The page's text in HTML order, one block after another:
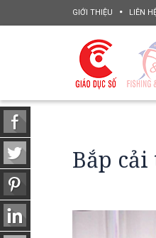
GIỚI THIỆU LIÊN
Bắp